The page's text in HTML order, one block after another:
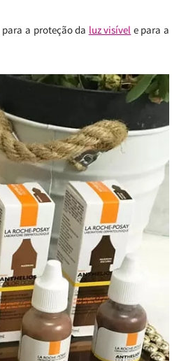
a proteção da luz visível e para a